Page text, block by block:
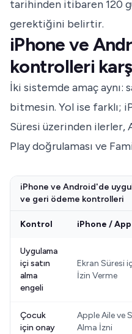
tarihinden itibaren 120
gerektiğini belirtir.
iPhone ve
kontrolleri
İki sistemde amaç aynı:
bitmesin. Yol ise farklı;
Süresi üzerinden ilerler,
Play doğrulaması ve
iPhone ve Android'de
ve geri ödeme kontrolleri
Kontrol iPhone /
Uygulama
içi satın
alma
engeli
Ekran Süresi
İzin Verme
Çocuk
için onay
Apple Aile ve
Alma İzni